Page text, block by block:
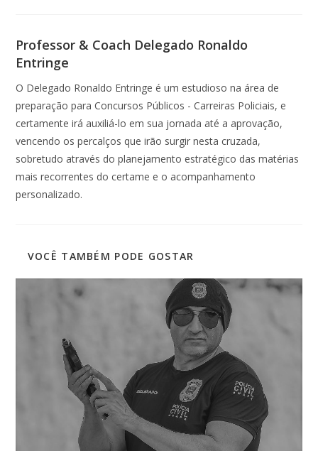
Professor & Coach Delegado Ronaldo
Entringe
O Delegado Ronaldo Entringe é um estudioso na área de
preparação para Concursos Públicos - Carreiras Policiais, e
certamente irá auxiliá-lo em sua jornada até a aprovação,
vencendo os percalços que irão surgir nesta cruzada,
sobretudo através do planejamento estratégico das matérias
mais recorrentes do certame e o acompanhamento
personalizado.
VOCÊ TAMBÉM PODE GOSTAR